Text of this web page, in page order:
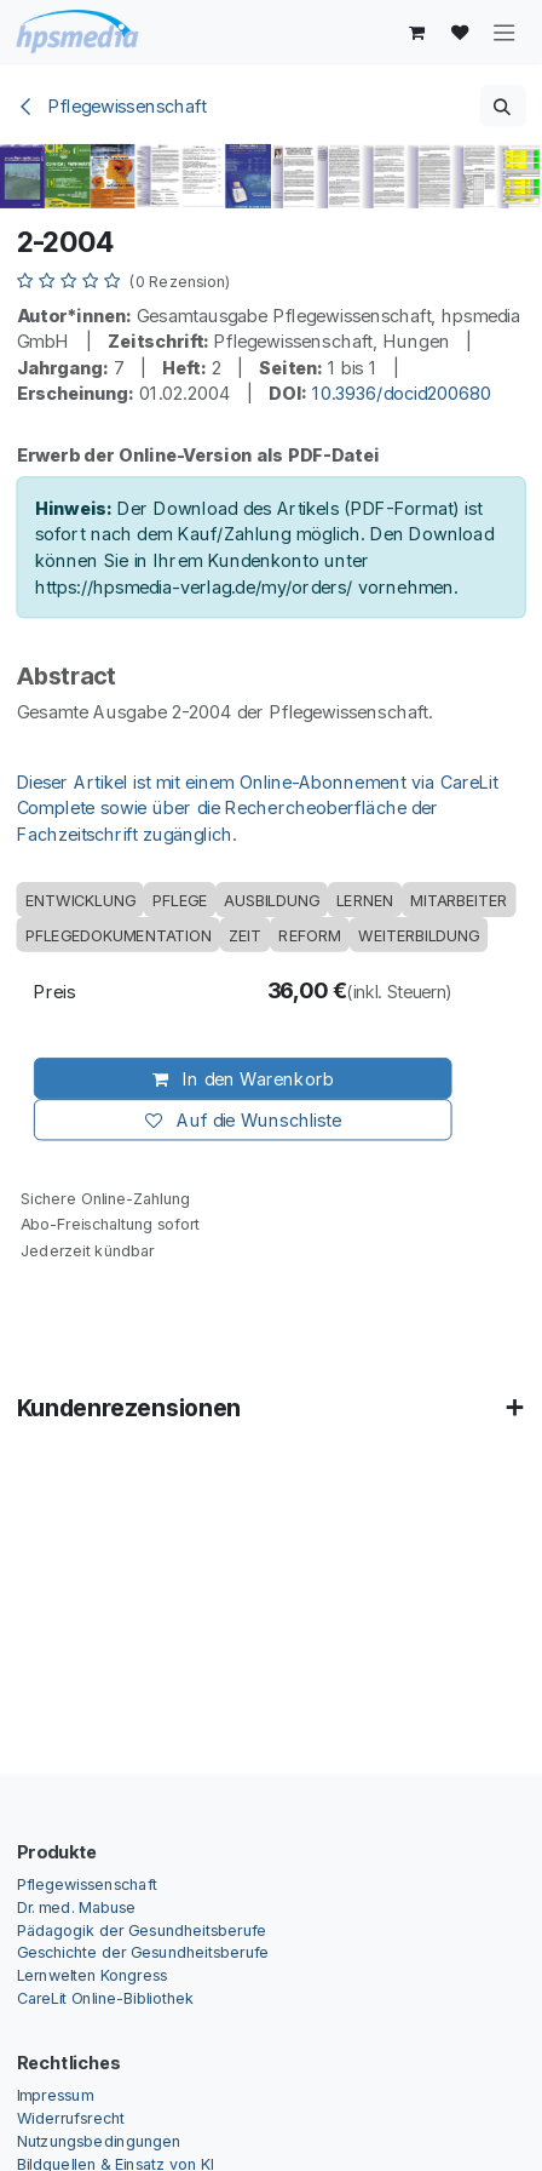
Zum Inhalt springen
Pflegewissenschaft
2-2004
(0 Rezension)
Autor*innen: Gesamtausgabe Pflegewissenschaft, hpsmedia
GmbH | Zeitschrift: Pflegewissenschaft, Hungen |
Jahrgang: 7 | Heft: 2 |Seiten: 1 bis 1 |
Erscheinung: 01.02.2004 | DOI: 10.3936/docid200680
Erwerb der Online-Version als PDF-Datei
Hinweis: Der Download des Artikels (PDF-Format) ist
sofort nach dem Kauf/Zahlung möglich. Den Download
können Sie in Ihrem Kundenkonto unter
https://hpsmedia-verlag.de/my/orders/ vornehmen.
Abstract
Gesamte Ausgabe 2-2004 der Pflegewissenschaft.
Dieser Artikel ist mit einem Online-Abonnement via CareLit
Complete sowie über die Rechercheoberfläche der
Fachzeitschrift zugänglich.
ENTWICKLUNG PFLEGE AUSBILDUNG LERNEN MITARBEITER
PFLEGEDOKUMENTATION ZEIT REFORM WEITERBILDUNG
In den Warenkorb
Auf die Wunschliste
Preis 36,00€(inkl. Steuern)
Sichere Online-Zahlung
Abo-Freischaltung sofort
Jederzeit kündbar
Kundenrezensionen
Produkte
Pflegewissenschaft
Dr. med. Mabuse
Pädagogik der Gesundheitsberufe
Geschichte der Gesundheitsberufe
Lernwelten Kongress
CareLit Online-Bibliothek
Rechtliches
Impressum
Widerrufsrecht
Nutzungsbedingungen
Bildquellen & Einsatz von KI